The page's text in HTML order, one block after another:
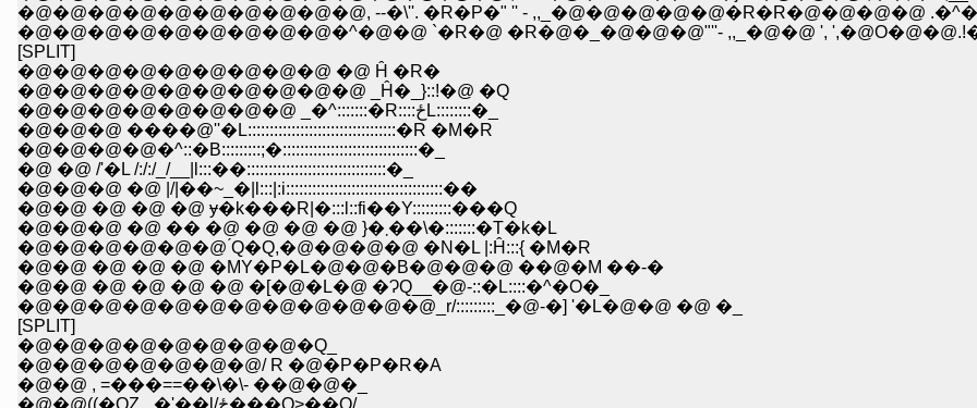
�@�@�@�@�@�@�@�@�@�@, --�\''. �R�P�" '' - ,,_�@�@�@�@�@�R�R�@�@�@�@
�@�@�@�@�@�@�@�@�@�^�@�@ `�R�@ �R�@�_�@�@�@"''- ,,_�@�@ ',
[SPLIT]
�@�@�@�@�@�@�@�@�@ �@ Ĥ �R�
�@�@�@�@�@�@�@�@�@�@ _Ĥ�_}::!�@ �Q
�@�@�@�@�@�@�@�@ _�^:::::::�R::::ځL::::::::�_
�@�@�@ ����@''�L::::::::::::::::::::::::::::::::::�R �M�R
�@�@�@�@�^::�B:::::::::;�:::::::::::::::::::::::::::::::�_
�@ �@ /'�L /:/:/_/__|l:::��::::::::::::::::::::::::::::::::�_
�@�@�@ �@ |/|��~_�|l:::|:i::::::::::::::::::::::::::::::::::::��
�@�@ �@ �@ �@ ɏ�k���R|�:::l::fi��Y:::::::::���Q
�@�@�@ �@ �� �@ �@ �@ �@ }�܂��\�:::::::�T�k�L
�@�@�@�@�@�@ ́Q�Q,�@�@�@�@ �N�L |:Ĥ:::{ �M�R
�@�@ �@ �@ �@ �MY�P�L�@�@�B�@�@�@ ��@�M ��-�
�@�@ �@ �@ �@ �@ �[�@�L�@ �ɁQ__�@-::�L::::�^�O�_
�@�@�@�@�@�@�@�@�@�@�@�@_r/:::::::::_�@-�] '�L�@�@ �@ �_
[SPLIT]
�@�@�@�@�@�@�@�@�Q_
�@�@�@�@�@�@�@/ R �@�P�P�R�A
�@�@ , =���==��\�\- ��@�@�_